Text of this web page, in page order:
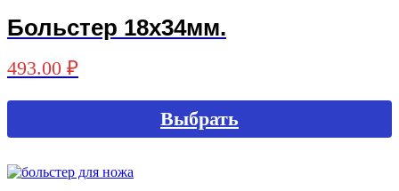
Больстер 18х34мм.
493.00 ₽
Выбрать
имеет